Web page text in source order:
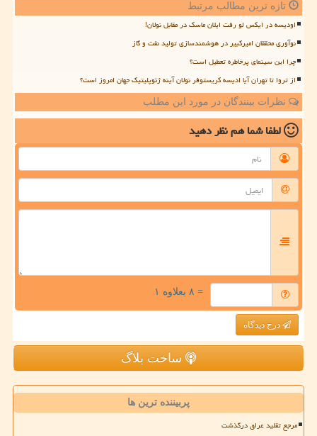
تازه ترین مطالب مرتبط
اودیسه در ایکس لو رفت ایلان ماسک در مقابل نولان!
نوآوری محققان امیرکبیر در هوشمندسازی تولید نفت و گاز
چرا این سینمای پرخاطره تعطیل است؟
از تروا تا تهران آیا ادیسه کریستوفر نولان آینه ژئوپلیتیک جهان امروز است؟
نظرات بینندگان در مورد این مطلب
لطفا شما همنظر دهید
= ۸ بعلاوه ۱
درج دیدگاه
ساخت بلاگ
پربیننده ترین ها
مرجع تقلید عراق درگذشت